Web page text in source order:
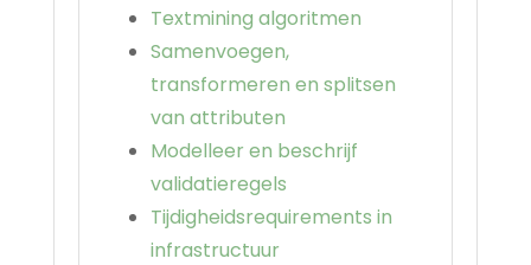
Textmining algoritmen
Samenvoegen,
transformeren en splitsen
van attributen
Modelleer en beschrijf
validatieregels
Tijdigheidsrequirements in
infrastructuur